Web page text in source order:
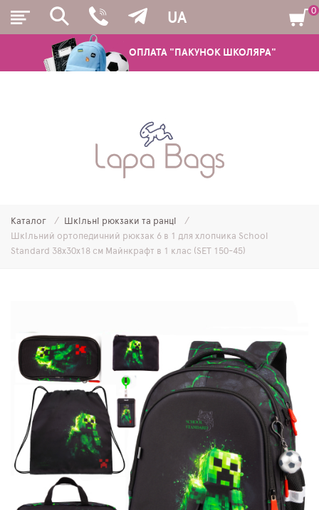
ОПЛАТА "ПАКУНОК ШКОЛЯРА"
UA
ШКІЛЬНІ РЮКЗАКИ ТА РАНЦІ
МОЛОДІЖНІ РЮКЗАКИ
DELUNE
SCHOOL STANDARD
SKYNAME
РОЗПРОДАЖ
0
Каталог
Шкільні рюкзаки та ранці
Шкільний ортопедичний рюкзак 6 в 1 для хлопчика School
Standard 38х30х18 см Майнкрафт в 1 клас (SET 150-45)